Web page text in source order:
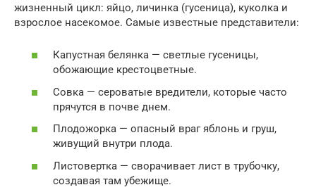
жизненный цикл: яйцо, личинка (гусеница), куколка и
взрослое насекомое. Самые известные представители:
Капустная белянка — светлые гусеницы,
обожающие крестоцветные.
Совка — сероватые вредители, которые часто
прячутся в почве днем.
Плодожорка — опасный враг яблонь и груш,
живущий внутри плода.
Листовертка — сворачивает лист в трубочку,
создавая там убежище.